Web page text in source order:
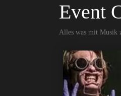
Event
Alles was mit Musik